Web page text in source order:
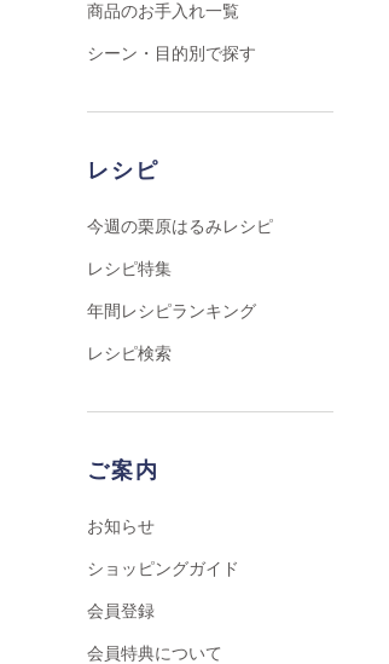
商品のお手入れ一覧
シーン・目的別で探す
レシピ
今週の栗原はるみレシピ
レシピ特集
年間レシピランキング
レシピ検索
ご案内
お知らせ
ショッピングガイド
会員登録
会員特典について